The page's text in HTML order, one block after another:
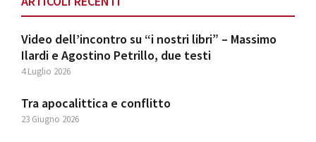
Video dell’incontro su “i nostri libri” – Massimo
Ilardi e Agostino Petrillo, due testi
4 Luglio 2026
Tra apocalittica e conflitto
23 Giugno 2026